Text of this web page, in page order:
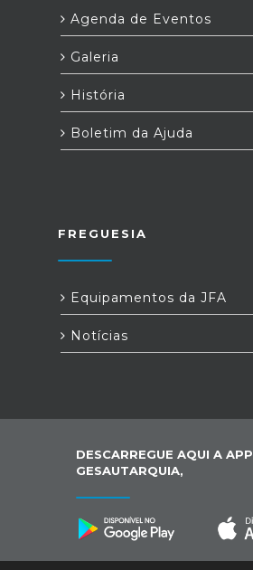
Agenda de Eventos
Galeria
História
Boletim da Ajuda
FREGUESIA
Equipamentos da JFA
Notícias
DESCARREGUE AQUI A APP
GESAUTARQUIA,